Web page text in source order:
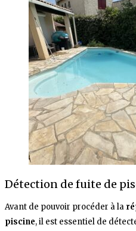
Détection de fuite de
Avant de pouvoir procéder à la
piscine, il est essentiel de